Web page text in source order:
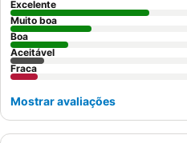
tranquila, considere pedir um
Excelente
Muito boa
Boa
Aceitável
Fraca
Mostrar avaliações